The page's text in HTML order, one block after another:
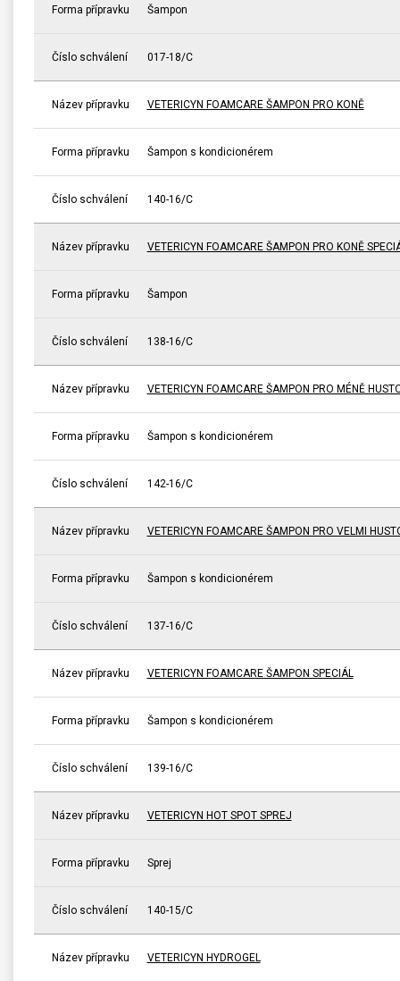
Forma přípravku Šampon
Číslo schválení 017-18/C
Název přípravku VETERICYN FOAMCARE ŠAMPON PRO KONĚ
Forma přípravku Šampon s kondicionérem
Číslo schválení 140-16/C
Název přípravku VETERICYN FOAMCARE ŠAMPON PRO KONĚ
Forma přípravku Šampon
Číslo schválení 138-16/C
Název přípravku VETERICYN FOAMCARE ŠAMPON PRO MÉNĚ
Forma přípravku Šampon s kondicionérem
Číslo schválení 142-16/C
Název přípravku VETERICYN FOAMCARE ŠAMPON PRO VELMI
Forma přípravku Šampon s kondicionérem
Číslo schválení 137-16/C
Název přípravku VETERICYN FOAMCARE ŠAMPON SPECIÁL
Forma přípravku Šampon s kondicionérem
Číslo schválení 139-16/C
Název přípravku VETERICYN HOT SPOT SPREJ
Forma přípravku Sprej
Číslo schválení 140-15/C
Název přípravku VETERICYN HYDROGEL